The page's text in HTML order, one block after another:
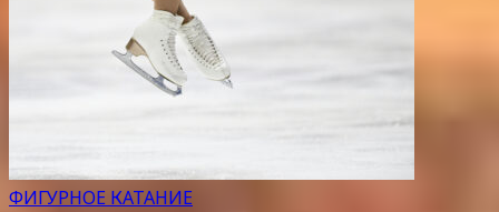
ФИГУРНОЕ КАТАНИЕ